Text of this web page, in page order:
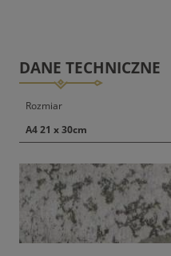
DANE TECHNICZNE
Rozmiar
A4 21 x 30cm